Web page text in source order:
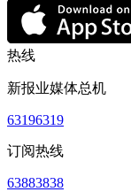
热线
新报业媒体总机
63196319
订阅热线
63883838